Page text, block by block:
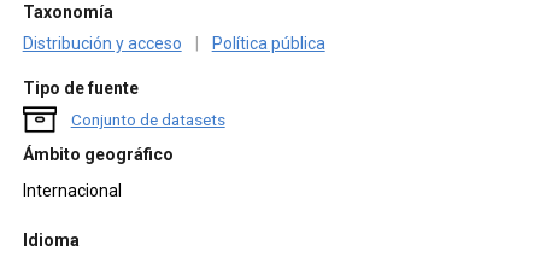
Taxonomía
Distribución y acceso
Política pública
Tipo de fuente
Conjunto de datasets
Ámbito geográfico
Internacional
Idioma